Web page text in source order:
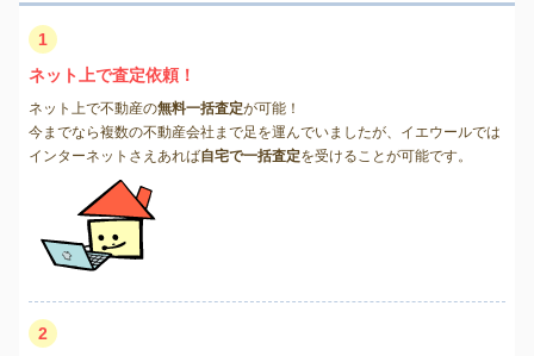
1
ネット上で査定依頼！
ネット上で不動産の無料一括査定が可能！
今までなら複数の不動産会社まで足を運んでいましたが、イエウールでは
インターネットさえあれば自宅で一括査定を受けることが可能です。
2